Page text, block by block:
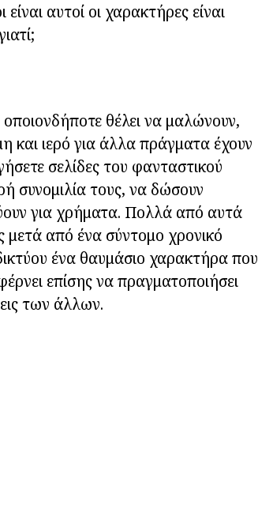
αυτοί οι χαρακτήρες είναι
θέλει να μαλώνουν,
και ιερό για άλλα πράγματα έχουν
σελίδες του φανταστικού
συνομιλία τους, να δώσουν
για χρήματα. Πολλά από αυτά
μετά από ένα σύντομο χρονικό
ένα θαυμάσιο χαρακτήρα που
επίσης να πραγματοποιήσει
των άλλων.